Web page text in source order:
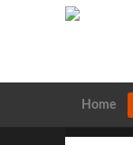
Home